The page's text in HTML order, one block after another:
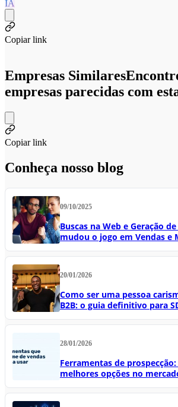
IA
Copiar link
Empresas Similares
empresas parecidas com
Copiar link
Conheça nosso blog
09/10/2025
Buscas na Web e Geração
mudou o jogo em Vendas e
20/01/2026
Como ser uma pessoa
B2B: o guia definitivo para
28/01/2026
Ferramentas de
melhores opções no